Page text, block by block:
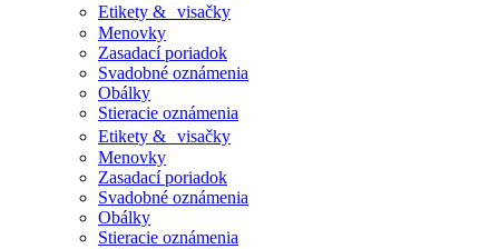
Etikety & visačky
Menovky
Zasadací poriadok
Svadobné oznámenia
Obálky
Stieracie oznámenia
Etikety & visačky
Menovky
Zasadací poriadok
Svadobné oznámenia
Obálky
Stieracie oznámenia